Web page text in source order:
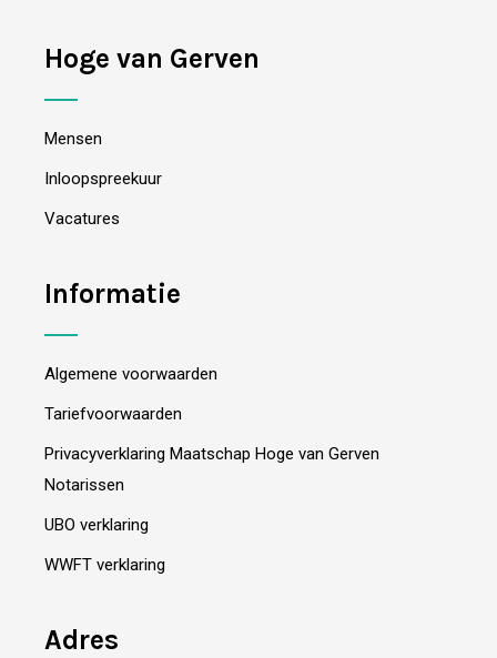
Hoge van Gerven
Mensen
Inloopspreekuur
Vacatures
Informatie
Algemene voorwaarden
Tariefvoorwaarden
Privacyverklaring Maatschap Hoge van Gerven
Notarissen
UBO verklaring
WWFT verklaring
Adres